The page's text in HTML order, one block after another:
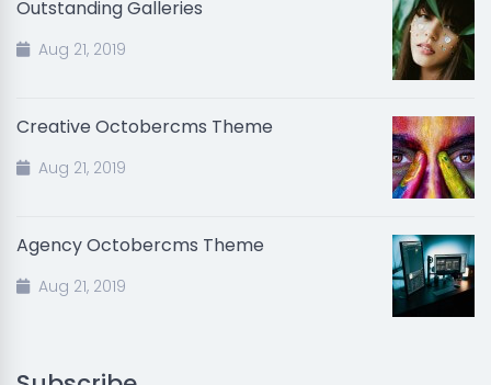
Outstanding Galleries
Aug 21, 2019
Creative Octobercms Theme
Aug 21, 2019
Agency Octobercms Theme
Aug 21, 2019